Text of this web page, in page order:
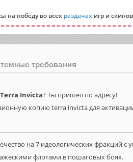
на победу во всех раздачах игр и
требования
Invicta? Ты пришел по адресу!
копию terra invicta для
на 7 идеологических фракций
флотами в пошаговых боях.